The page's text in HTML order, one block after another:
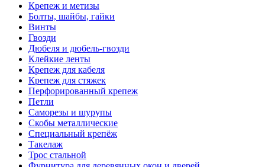
Крепеж и метизы
Болты, шайбы, гайки
Винты
Гвозди
Дюбеля и дюбель-гвозди
Клейкие ленты
Крепеж для кабеля
Крепеж для стяжек
Перфорированный крепеж
Петли
Саморезы и шурупы
Скобы металлические
Специальный крепёж
Такелаж
Трос стальной